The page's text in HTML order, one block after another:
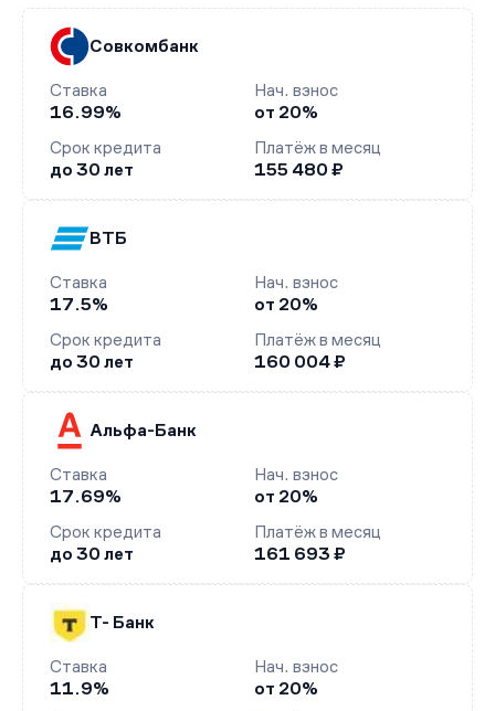
Совкомбанк
Ставка
16.99%
Нач. взнос
от 20%
Срок кредита
до 30 лет
Платёж в месяц
155 480 ₽
ВТБ
Ставка
17.5%
Нач. взнос
от 20%
Срок кредита
до 30 лет
Платёж в месяц
160 004 ₽
Альфа-Банк
Ставка
17.69%
Нач. взнос
от 20%
Срок кредита
до 30 лет
Платёж в месяц
161 693 ₽
Т- Банк
Ставка
11.9%
Нач. взнос
от 20%